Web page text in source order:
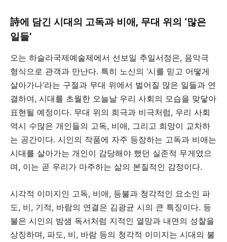
詩에 담긴 시대의 고독과 비애, 무대 위의 ‘많은
일들’
오는 하슬라국제예술제에서 선보일 추일서정은, 음악극
형식으로 관객과 만난다. 특히 노신의 ‘시를 믿고 어떻게
살아가나’라는 구절과 무대 위에서 벌어질 많은 일들과 연
결하여, 시대를 초월한 오늘날 우리 사회의 모습을 맞닿아
표현될 예정이다. 무대 위의 희극과 비극처럼, 우리 사회
역시 수많은 개인들의 고독, 비애, 그리고 희망이 교차하
는 공간이다. 시인의 작품에 자주 등장하는 고독과 비애는
시대를 살아가는 개인이 감당해야 했던 실존적 무게였으
며, 이는 곧 우리가 마주하는 삶의 본질적인 감정이다.
시각적 이미지인 고독, 비애, 등불과 청각적인 요소인 파
도, 비, 기적, 바람의 연결은 김광균 시의 큰 특징이다. 등
불은 시인의 밤샘 독서처럼 지적인 열망과 내면의 성찰을
상징하며, 파도, 비, 바람 등의 청각적 이미지는 시대의 불